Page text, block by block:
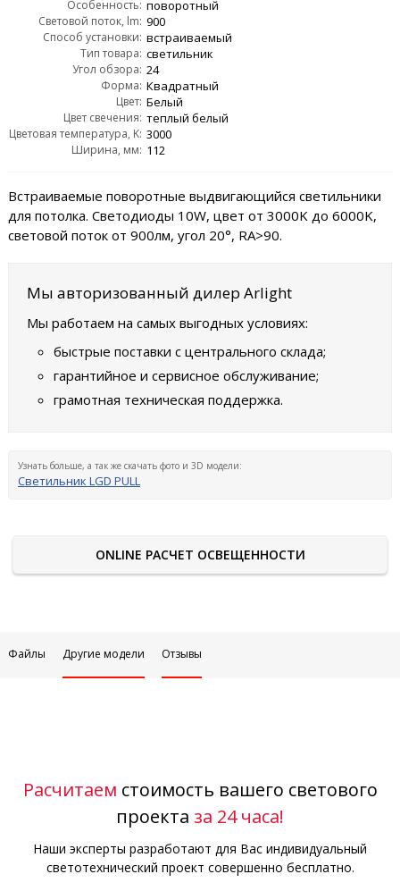
Особенность: поворотный
Световой поток, lm: 900
Способ установки: встраиваемый
Тип товара: светильник
Угол обзора: 24
Форма: Квадратный
Цвет: Белый
Цвет свечения: теплый белый
Цветовая температура, K: 3000
Ширина, мм: 112
Встраиваемые поворотные выдвигающийся светильники
для потолка. Светодиоды 10W, цвет от 3000K до 6000K,
световой поток от 900лм, угол 20°, RA>90.
Мы авторизованный дилер Arlight
Мы работаем на самых выгодных условиях:
быстрые поставки с центрального склада;
гарантийное и сервисное обслуживание;
грамотная техническая поддержка.
Узнать больше, а так же скачать фото и 3D модели:
Светильник LGD PULL
ONLINE РАСЧЕТ ОСВЕЩЕННОСТИ
Файлы Другие модели Отзывы
Расчитаем стоимость вашего светового
проекта за 24 часа!
Наши эксперты разработают для Вас индивидуальный
светотехнический проект совершенно бесплатно.